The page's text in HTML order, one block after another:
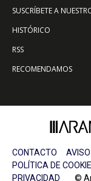
SUSCRÍBETE A
HISTÓRICO
RSS
RECOMENDAMOS
CONTACTO
POLÍTICA DE
PRIVACIDAD ©